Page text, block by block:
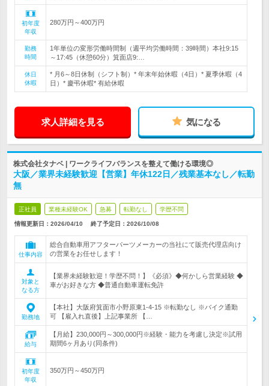
初年度
年収
280万円～400万円
勤務
時間
1年単位の変形労働時間制（週平均労働時間：39時間）本社9:15
～17:45（休憩60分）箕面店9:…
休日
休暇
* 月6～8日休制（シフト制）* 年末年始休暇（4日）* 夏季休暇（4
日）* 慶弔休暇* 有給休暇
求人詳細を見る 気になる
株式会社タナベ | ワークライフバランスを整えて働ける環境◎
大阪／業界未経験歓迎【営業】年休122日／残業基本なし／転勤
無
正社員 業種未経験OK 急募 転勤なし 学歴不問
情報更新日：2026/04/10 終了予定日： 2026/10/08
仕事内容
総合自動車用アフターパーツメーカーの当社にて販売代理店向け
の営業をお任せします！
対象と
なる方
【業界未経験歓迎！学歴不問！】《必須》◆何かしら営業経験 ◆
車がお好きな方 ◆普通自動車運転免許
勤務地
【本社】大阪府箕面市小野原東1-4-15 ※転勤なし ※バイク通勤
可 【雇入れ直後】上記事業所 【…
給与
【月給】230,000円～300,000円※経験・能力を考慮し決定※試用
期間6ヶ月あり(同条件)
初年度
年収
350万円～450万円